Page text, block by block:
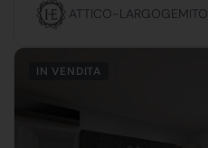
ATTICO-LARGOGEMITO
IN VENDITA